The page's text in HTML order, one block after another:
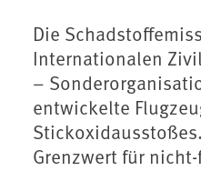
Die
Internationalen
–
entwickelte
Grenzwert für